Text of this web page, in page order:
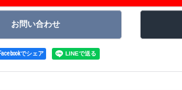
Facebookでシェア